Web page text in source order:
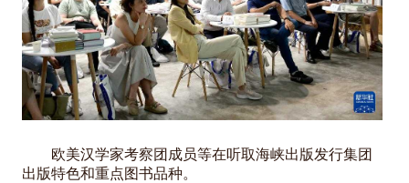
欧美汉学家考察团成员等在听取海峡出版发行集团
出版特色和重点图书品种。